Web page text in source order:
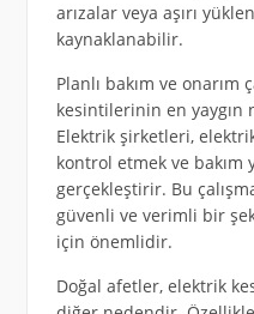
arızalar veya aşırı
kaynaklanabilir.
Planlı bakım ve onarım
kesintilerinin en
Elektrik şirketleri,
kontrol etmek ve
gerçekleştirir. Bu
güvenli ve verimli bir
için önemlidir.
Doğal afetler, elektrik